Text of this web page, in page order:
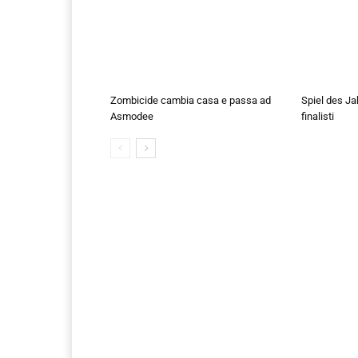
Zombicide cambia casa e passa ad
Asmodee
Spiel des
finalisti